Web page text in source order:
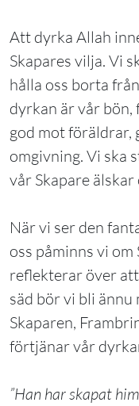
Att dyrka Allah
Skapares vilja. Vi
hålla oss borta
dyrkan är vår bön,
god mot föräldrar,
omgivning. Vi ska
vår Skapare
När vi ser den
oss påminns vi
reflekterar över
säd bör vi bli
Skaparen,
förtjänar vår
”Han harskapat